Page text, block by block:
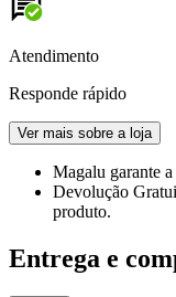
Atendimento
Responde rápido
Ver mais sobre a loja
Magalu garante
Devolução
produto.
Entrega e